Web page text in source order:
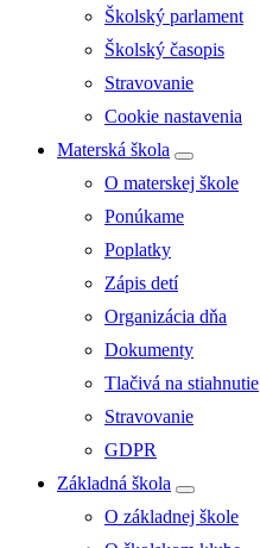
Školský parlament
Školský časopis
Stravovanie
Cookie nastavenia
Materská škola
O materskej škole
Ponúkame
Poplatky
Zápis detí
Organizácia dňa
Dokumenty
Tlačivá na stiahnutie
Stravovanie
GDPR
Základná škola
O základnej škole